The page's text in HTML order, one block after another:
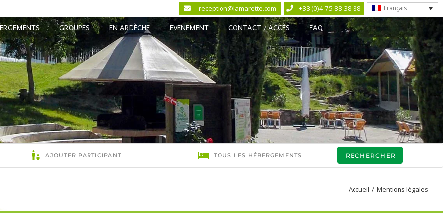
Français
+33 (0)4 75 88 38 88
reception@lamarette.com
GROUPES EN ARDÈCHE EVENEMENT CONTACT / ACCÈS FAQ
Accueil / Mentions légales